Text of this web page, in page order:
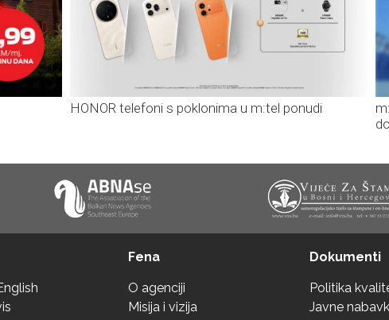
HONOR telefoni s poklonima u m:tel ponudi
Fena
O agenciji
Misija i vizija
Dokumenti
Politika
Javne